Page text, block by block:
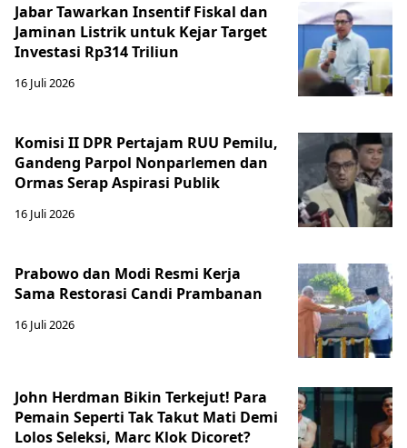
Jabar Tawarkan Insentif Fiskal dan
Jaminan Listrik untuk Kejar Target
Investasi Rp314 Triliun
16 Juli 2026
Komisi II DPR Pertajam RUU Pemilu,
Gandeng Parpol Nonparlemen dan
Ormas Serap Aspirasi Publik
16 Juli 2026
Prabowo dan Modi Resmi Kerja
Sama Restorasi Candi Prambanan
16 Juli 2026
John Herdman Bikin Terkejut! Para
Pemain Seperti Tak Takut Mati Demi
Lolos Seleksi, Marc Klok Dicoret?